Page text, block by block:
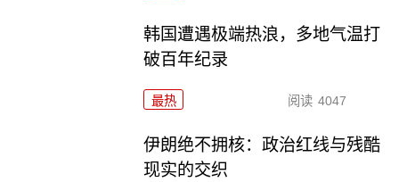
韩国遭遇极端热浪，多地气温打
破百年纪录
最热 阅读 4047
伊朗绝不拥核：政治红线与残酷
现实的交织